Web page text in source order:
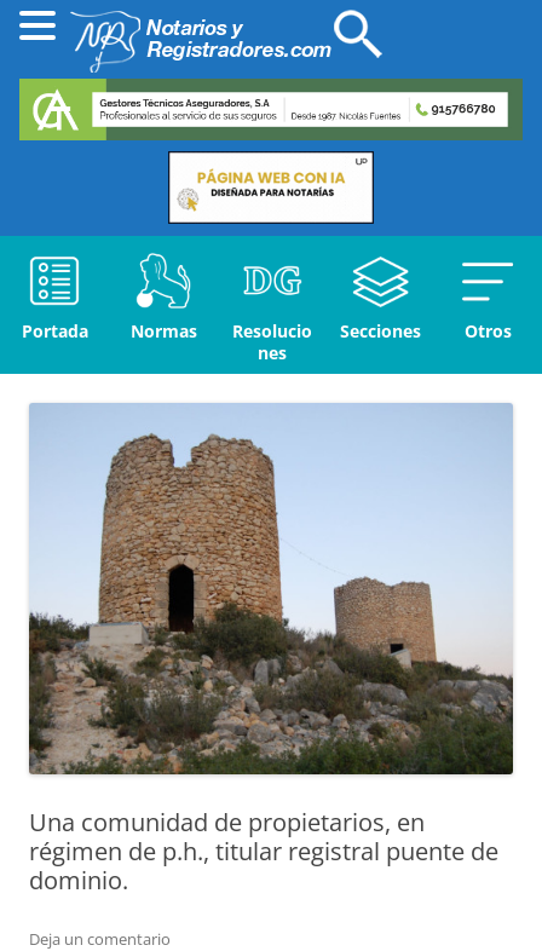
Portada Normas
Resolucio
nes
Secciones Otros
Una comunidad de propietarios, en
régimen de p.h., titular registral puente de
dominio.
Deja un comentario